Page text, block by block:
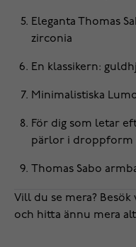
Eleganta Thomas
zirconia
En klassikern:
Minimalistiska
För dig som letar
pärlor i droppform
Thomas Sabo
Vill du se mera? Besök
och hitta ännu mera